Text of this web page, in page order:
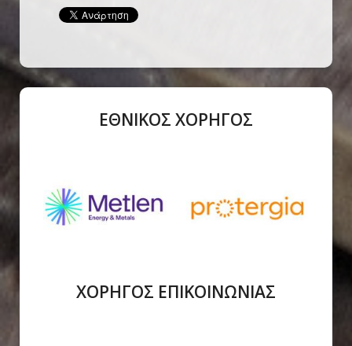
ΕΘΝΙΚΟΣ ΧΟΡΗΓΟΣ
ΧΟΡΗΓΟΣ ΕΠΙΚΟΙΝΩΝΙΑΣ